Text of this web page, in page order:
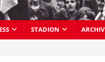
STADION ARCHIV